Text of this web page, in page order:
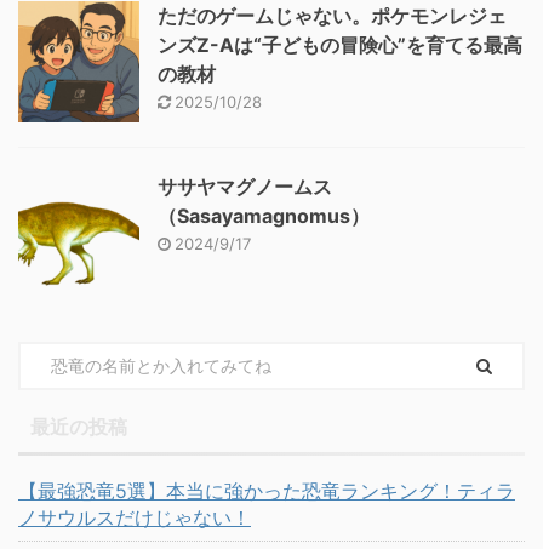
ただのゲームじゃない。ポケモンレジェ
ンズZ-Aは“子どもの冒険心”を育てる最高
の教材
2025/10/28
ササヤマグノームス
（Sasayamagnomus）
2024/9/17
【最強恐竜5選】本当に強かった恐竜ランキング！ティラ
ノサウルスだけじゃない！